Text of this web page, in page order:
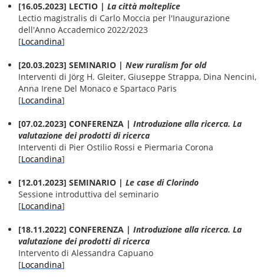
[16.05.2023] LECTIO | La città molteplice
Lectio magistralis di Carlo Moccia per l'Inaugurazione
dell'Anno Accademico 2022/2023
[Locandina]
[20.03.2023] SEMINARIO | New ruralism for old
Interventi di Jörg H. Gleiter, Giuseppe Strappa, Dina Nencini,
Anna Irene Del Monaco e Spartaco Paris
[Locandina]
[07.02.2023] CONFERENZA | Introduzione alla ricerca. La
valutazione dei prodotti di ricerca
Interventi di Pier Ostilio Rossi e Piermaria Corona
[Locandina]
[12.01.2023] SEMINARIO | Le case di Clorindo
Sessione introduttiva del seminario
[Locandina]
[18.11.2022] CONFERENZA | Introduzione alla ricerca. La
valutazione dei prodotti di ricerca
Intervento di Alessandra Capuano
[Locandina]